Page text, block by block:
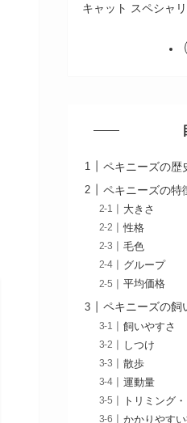
キャット スペシャ
ペキニーズの歴
ペキニーズの特
大きさ
性格
毛色
グループ
平均価格
ペキニーズの飼
飼いやすさ
しつけ
散歩
運動量
トリミング
かかりやす